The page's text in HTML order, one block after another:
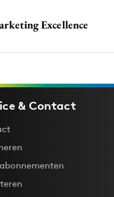
Excellence
& Contact